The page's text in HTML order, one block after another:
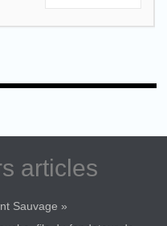
articles
Sauvage »